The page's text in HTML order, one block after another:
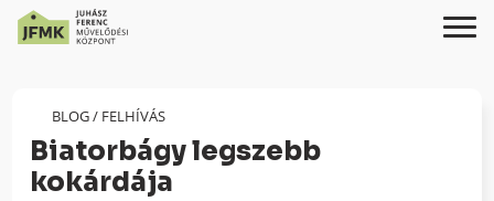
Content
navigációhoz
BLOG/ FELHÍVÁS
Biatorbágy legszebb
kokárdája